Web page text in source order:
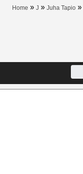
Home » J » Juha Tapio »